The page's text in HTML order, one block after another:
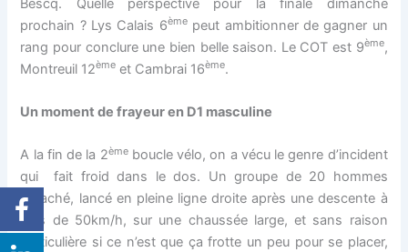
Bescq. Quelle perspective pour la finale dimanche
prochain ? Lys Calais 6èmepeut ambitionner de gagner un
rang pour conclure une bien belle saison. Le COT est 9ème,
Montreuil 12ème et Cambrai 16ème.
Un moment de frayeur en D1 masculine
A la fin de la 2èmeboucle vélo, on a vécu le genre d’incident
qui fait froid dans le dos. Un groupe de 20 hommes
détaché, lancé en pleine ligne droite après une descente à
plus de 50km/h, sur une chaussée large, et sans raison
particulière si ce n’est que ça frotte un peu pour se placer,